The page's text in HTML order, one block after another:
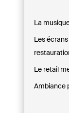
La
Les
Le retail
Ambiance